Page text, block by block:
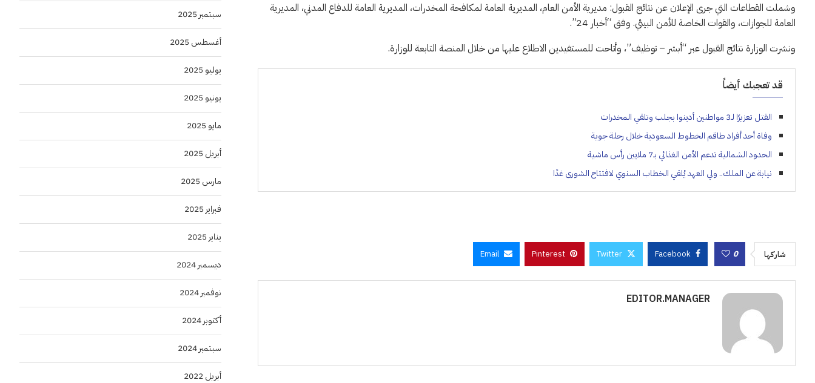
وشملت القطاعات التي جرى الإعلان عن نتائج القبول: مديرية الأمن العام، المديرية العامة لمكافحة المخدرات، المديرية العامة للدفاع المدني، المديرية
العامة للجوازات، والقوات الخاصة للأمن البيئي. وفق “أخبار 24”.
ونشرت الوزارة نتائج القبول عبر “أبشر – توظيف”، وأتاحت للمستفيدين الاطلاع عليها من خلال المنصة التابعة للوزارة.
قد تعجبك أيضاً
القتل تعزيرًا لـ3 مواطنين أدينوا بجلب وتلقي المخدرات
وفاة أحد أفراد طاقم الخطوط السعودية خلال رحلة جوية
الحدود الشمالية تدعم الأمن الغذائي بـ7 ملايين رأس ماشية
نيابة عن الملك.. ولي العهد يُلقي الخطاب السنوي لافتتاح الشورى غدًا
شاركها 0
Facebook
Twitter
Pinterest
Email
EDITOR.MANAGER
سبتمبر 2025
أغسطس 2025
يوليو 2025
يونيو 2025
مايو 2025
أبريل 2025
مارس 2025
فبراير 2025
يناير 2025
ديسمبر 2024
نوفمبر 2024
أكتوبر 2024
سبتمبر 2024
أبريل 2022